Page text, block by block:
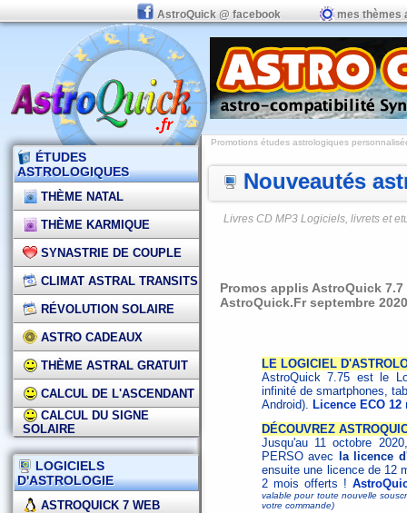
AstroQuick @ facebook mes thèmes
ÉTUDES
ASTROLOGIQUES
THÈME NATAL
THÈME KARMIQUE
SYNASTRIE DE COUPLE
CLIMAT ASTRAL TRANSITS
RÉVOLUTION SOLAIRE
ASTRO CADEAUX
THÈME ASTRAL GRATUIT
CALCUL DE L'ASCENDANT
CALCUL DU SIGNE
SOLAIRE
LOGICIELS
D'ASTROLOGIE
ASTROQUICK 7 WEB
Promotions études astrologiques
Nouveautés
Livres CD MP3 Logiciels, livrets et
Promos applis AstroQuick
AstroQuick.Fr septembre 2020
LE LOGICIEL
AstroQuick 7.75 est le
infinité de smartphones,
Android). Licence ECO
DÉCOUVREZ
Jusqu'au 11 octobre
PERSO avec
la licence
ensuite une licence de 12
2 mois offerts !
valable pour toute nouvelle
votre commande)